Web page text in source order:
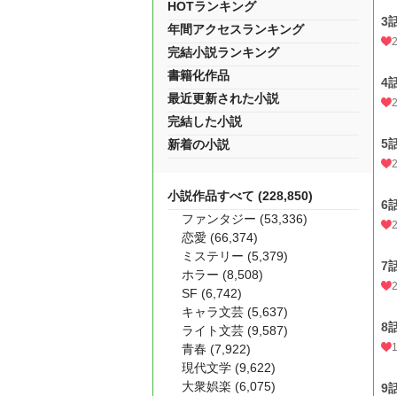
3
4
5
6
7
8
9
HOTランキング
年間アクセスランキング
完結小説ランキング
書籍化作品
最近更新された小説
完結した小説
新着の小説
小説作品すべて (228,850)
ファンタジー (53,336)
恋愛 (66,374)
ミステリー (5,379)
ホラー (8,508)
SF (6,742)
キャラ文芸 (5,637)
ライト文芸 (9,587)
青春 (7,922)
現代文学 (9,622)
大衆娯楽 (6,075)